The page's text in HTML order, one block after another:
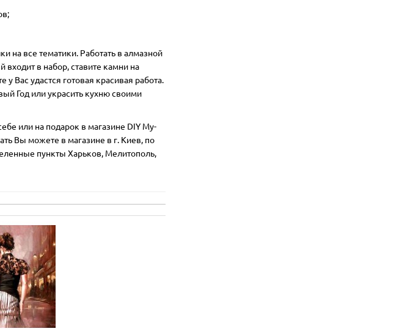
на все тематики. Работать в алмазной
в набор, ставите камни на
у Вас удастся готовая красивая работа.
Год или украсить кухню своими
или на подарок в магазине DIY My-
Вы можете в магазине в г. Киев, по
пункты Харьков, Мелитополь,